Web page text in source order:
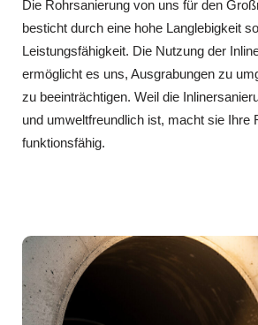
Die Rohrsanierung von uns für den
besticht durch eine hohe Langlebigkeit
Leistungsfähigkeit. Die Nutzung der
ermöglicht es uns, Ausgrabungen zu
zu beeinträchtigen. Weil die
und umweltfreundlich ist, macht sie Ihre
funktionsfähig.